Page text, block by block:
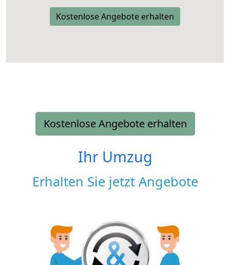
Kostenlose Angebote erhalten
Kostenlose Angebote erhalten
Ihr Umzug
Erhalten Sie jetzt Angebote